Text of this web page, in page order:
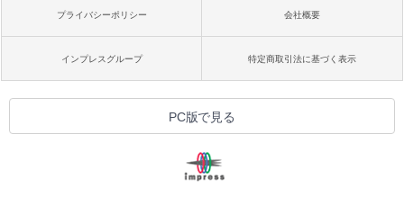
プライバシーポリシー 会社概要
インプレスグループ 特定商取引法に基づく表示
PC版で見る